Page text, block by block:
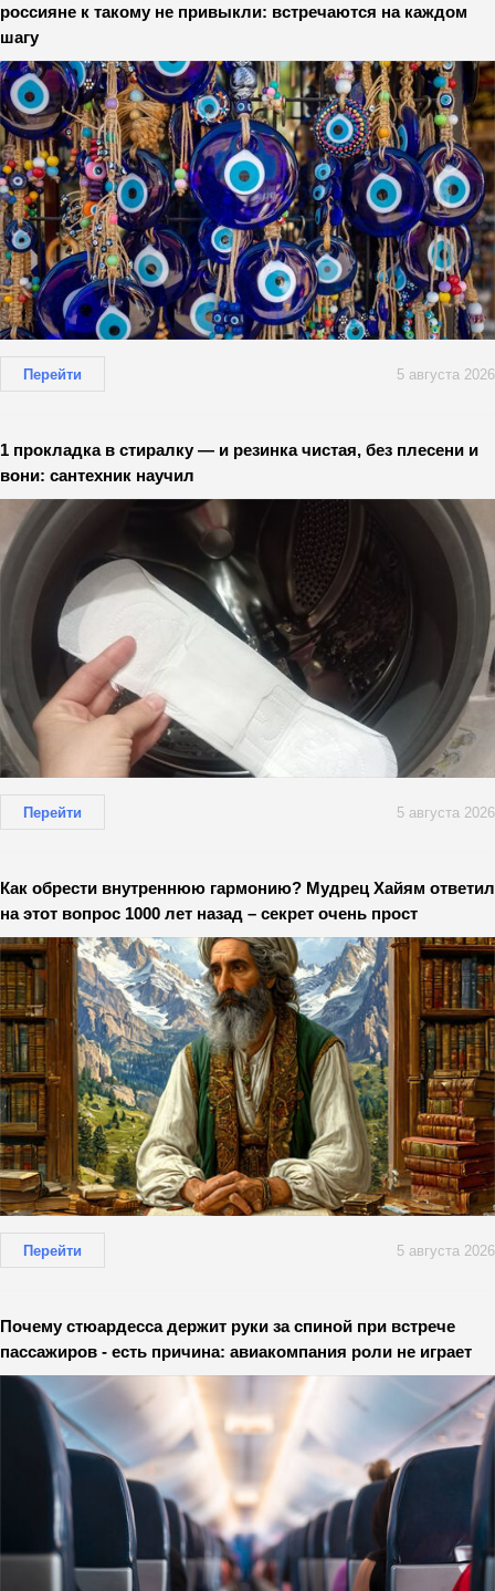
россияне к такому не привыкли: встречаются на каждом
шагу
Перейти 5 августа 2026
1 прокладка в стиралку — и резинка чистая, без плесени и
вони: сантехник научил
Перейти 5 августа 2026
Как обрести внутреннюю гармонию? Мудрец Хайям ответил
на этот вопрос 1000 лет назад – секрет очень прост
Перейти 5 августа 2026
Почему стюардесса держит руки за спиной при встрече
пассажиров - есть причина: авиакомпания роли не играет